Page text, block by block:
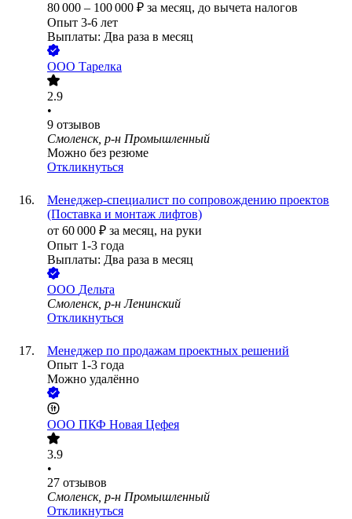
80 000 – 100 000 ₽ за месяц, до вычета налогов
Опыт 3-6 лет
Выплаты: Два раза в месяц
ООО Тарелка
2.9
•
9 отзывов
Смоленск, р-н Промышленный
Можно без резюме
Откликнуться
Менеджер-специалист по сопровождению проектов
(Поставка и монтаж лифтов)
от 60 000 ₽ за месяц, на руки
Опыт 1-3 года
Выплаты: Два раза в месяц
ООО Дельта
Смоленск, р-н Ленинский
Откликнуться
Менеджер по продажам проектных решений
Опыт 1-3 года
Можно удалённо
ООО ПКФ Новая Цефея
3.9
•
27 отзывов
Смоленск, р-н Промышленный
Откликнуться